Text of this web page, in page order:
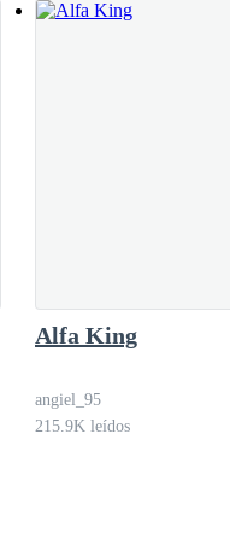
Alfa King
angiel_95
215.9K leídos